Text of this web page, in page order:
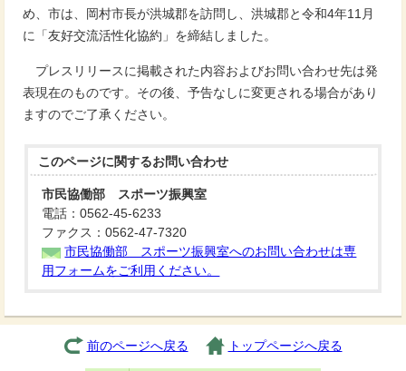
め、市は、岡村市長が洪城郡を訪問し、洪城郡と令和4年11月
に「友好交流活性化協約」を締結しました。
プレスリリースに掲載された内容およびお問い合わせ先は発
表現在のものです。その後、予告なしに変更される場合があり
ますのでご了承ください。
このページに関するお問い合わせ
市民協働部 スポーツ振興室
電話：0562-45-6233
ファクス：0562-47-7320
市民協働部 スポーツ振興室へのお問い合わせは専
用フォームをご利用ください。
前のページへ戻る トップページへ戻る